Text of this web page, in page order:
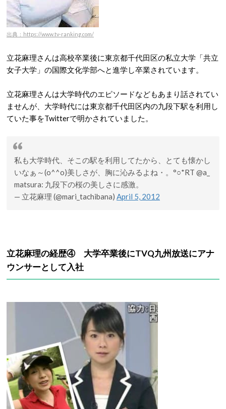
出典：https://www.tv-ranking.com/
立花麻理さんは高校卒業後に東京都千代田区の私立大学「共立
女子大学」の国際文化学部へと進学し卒業されています。
立花麻理さんは大学時代のエピソードなどもあまり話されてい
ませんが、大学時代には東京都千代田区内の九段下駅を利用し
ていた事をTwitterで明かされていました。
私も大学時代、そこの駅を利用してたから、とても懐かし
いなぁ～(o^^o)美しさが、胸に沁みるよね・。°○*RT @a_
matsura: 九段下の桜の美しさに感激。
— 立花麻理 (@mari_tachibana) April 5, 2012
立花麻理の経歴④ 大学卒業後にTVQ九州放送にアナ
ウンサーとして入社